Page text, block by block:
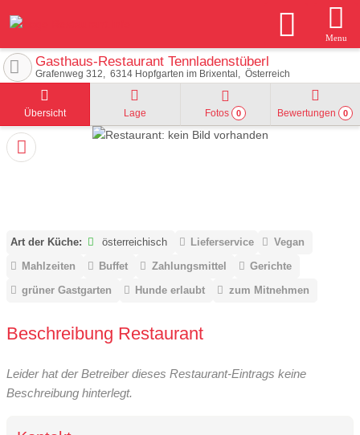
Menu
Gasthaus-Restaurant Tennladenstüberl
Grafenweg 312 6314 Hopfgarten im Brixental Österreich
Übersicht Lage Fotos 0 Bewertungen 0
Art der Küche: österreichisch Lieferservice
Vegan
Mahlzeiten
Buffet Zahlungsmittel
Gerichte
grüner Gastgarten
Hunde erlaubt zum Mitnehmen
Beschreibung Restaurant
Leider hat der Betreiber dieses Restaurant-Eintrags keine
Beschreibung hinterlegt.